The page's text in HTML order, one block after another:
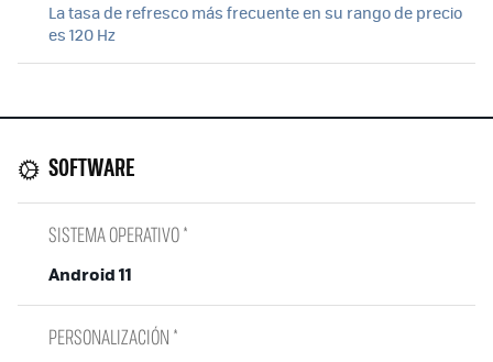
La tasa de refresco más frecuente en su rango de precio
es 120 Hz
SOFTWARE
SISTEMA OPERATIVO *
Android 11
PERSONALIZACIÓN *